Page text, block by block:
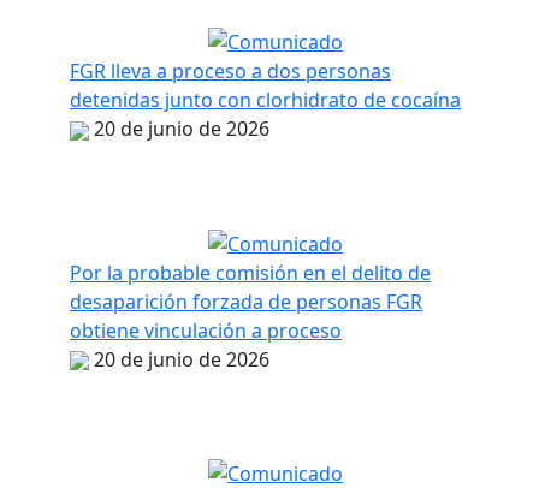
FGR lleva a proceso a dos personas
detenidas junto con clorhidrato de cocaína
20 de junio de 2026
Por la probable comisión en el delito de
desaparición forzada de personas FGR
obtiene vinculación a proceso
20 de junio de 2026